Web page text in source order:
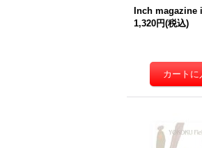
Inch magazine
1,320円(税込)